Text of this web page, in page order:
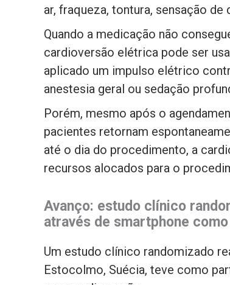
ar, fraqueza, tontura, sensação
Quando a medicação não
cardioversão elétrica pode ser
aplicado um impulso elétrico
anestesia geral ou sedação
Porém, mesmo após o
pacientes retornam
até o dia do procedimento, a
recursos alocados para o
Avanço: estudo clínico
através de smartphone
Um estudo clínico randomizado
Estocolmo, Suécia, teve como